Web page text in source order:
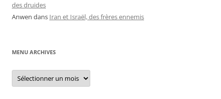
des druides
Anwen dans Iran et Israël, des frères ennemis
MENU ARCHIVES
Menu
archives